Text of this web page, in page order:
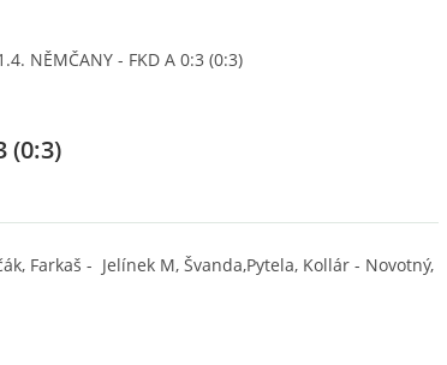
NĚMČANY - FKD A 0:3 (0:3)
(0:3)
Farkaš - Jelínek M, Švanda,Pytela, Kollár - Novotný,